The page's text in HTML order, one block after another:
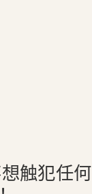
触犯任